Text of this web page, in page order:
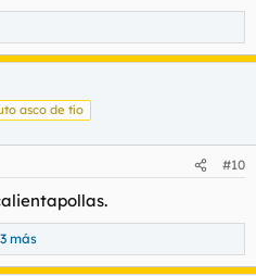
asco de tío
#10
más